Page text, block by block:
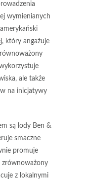
wymienianych
który angażuje
ale także
na inicjatywy
są lody Ben &
smaczne
promuje
zrównoważony
z lokalnymi